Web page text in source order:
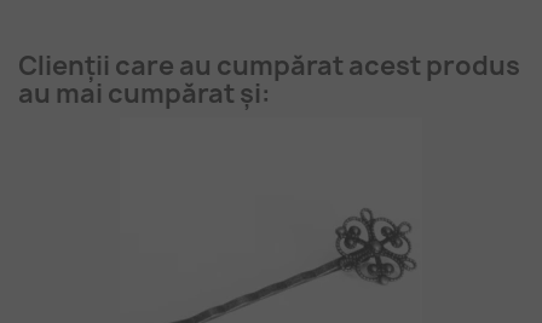
Clienții care au cumpărat acest produs
au mai cumpărat și: